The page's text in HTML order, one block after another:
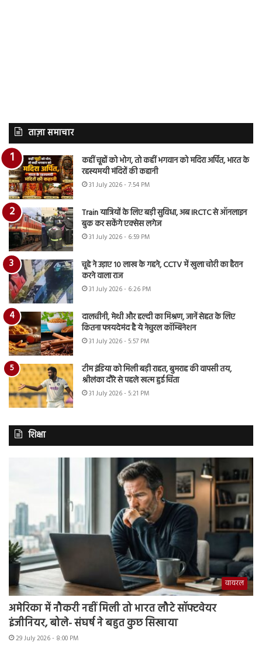
ताज़ा समाचार
कहीं चूहों को भोग, तो कहीं भगवान को मदिरा अर्पित, भारत के
रहस्यमयी मंदिरों की कहानी
31 July 2026 - 7:54 PM
Train यात्रियों के लिए बड़ी सुविधा, अब IRCTC से ऑनलाइन
बुक कर सकेंगे एक्सेस लगेज
31 July 2026 - 6:59 PM
चूहे ने उड़ाए 10 लाख के गहने, CCTV में खुला चोरी का हैरान
करने वाला राज
31 July 2026 - 6:26 PM
दालचीनी, मेथी और हल्दी का मिश्रण, जानें सेहत के लिए
कितना फायदेमंद है ये नेचुरल कॉम्बिनेशन
31 July 2026 - 5:57 PM
टीम इंडिया को मिली बड़ी राहत, बुमराह की वापसी तय,
श्रीलंका दौरे से पहले खत्म हुई चिंता
31 July 2026 - 5:21 PM
शिक्षा
वायरल
अमेरिका में नौकरी नहीं मिली तो भारत लौटे सॉफ्टवेयर
इंजीनियर, बोले- संघर्ष ने बहुत कुछ सिखाया
29 July 2026 - 8:00 PM